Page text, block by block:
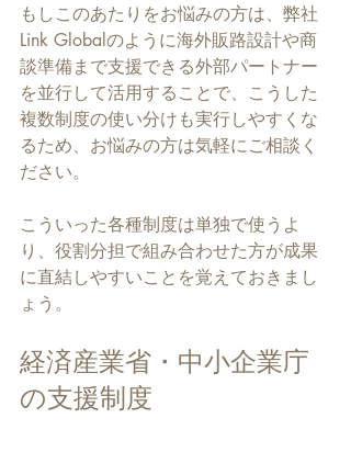
もしこのあたりをお悩みの方は、弊社
Link Globalのように海外販路設計や商
談準備まで支援できる外部パートナー
を並行して活用することで、こうした
複数制度の使い分けも実行しやすくな
るため、お悩みの方は気軽にご相談く
ださい。
こういった各種制度は単独で使うよ
り、役割分担で組み合わせた方が成果
に直結しやすいことを覚えておきまし
ょう。
経済産業省・中小企業庁
の支援制度